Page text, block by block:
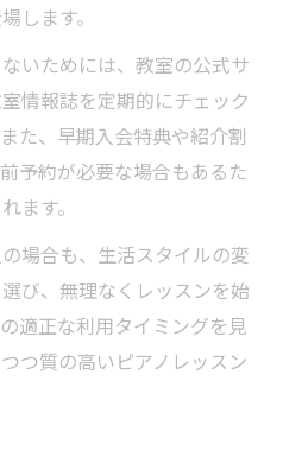
します。
いためには、教室の公式サ
情報誌を定期的にチェック
た、早期入会特典や紹介割
予約が必要な場合もあるた
ます。
場合も、生活スタイルの変
び、無理なくレッスンを始
適正な利用タイミングを見
つ質の高いピアノレッスン